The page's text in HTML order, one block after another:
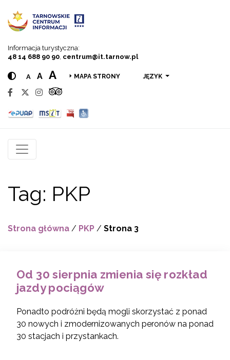
Informacja turystyczna:
48 14 688 90 90 centrum@it.tarnow.pl
A A A MAPA STRONY JĘZYK
Tag: PKP
Strona główna / PKP / Strona 3
Od 30 sierpnia zmienia się rozkład
jazdy pociągów
Ponadto podróżni będą mogli skorzystać z ponad
30 nowych i zmodernizowanych peronów na ponad
30 stacjach i przystankach.